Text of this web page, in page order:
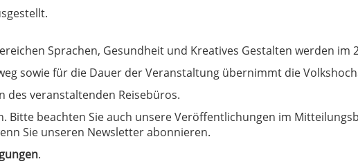
Sprachen, Gesundheit und Kreatives Gestalten werden
sowie für die Dauer der Veranstaltung übernimmt die
des veranstaltenden Reisebüros.
Bitte beachten Sie auch unsere Veröffentlichungen im
Sie unseren Newsletter abonnieren.
.